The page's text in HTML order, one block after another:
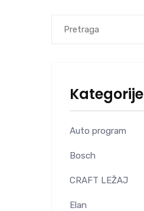
Kategorije
Auto program
Bosch
CRAFT LEŽAJ
Elan